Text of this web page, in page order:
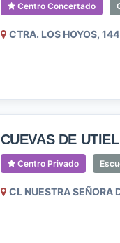
Centro Concertado
CTRA. LOS HOYOS,
CUEVAS DE UTIEL
Centro Privado
CL NUESTRA SEÑORA